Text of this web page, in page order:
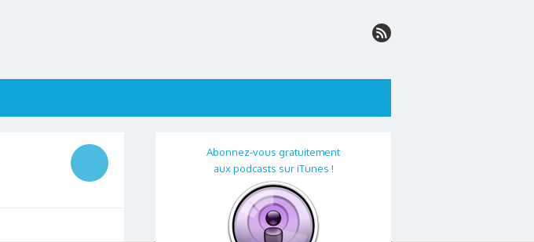
Abonnez-vous gratuitement
aux podcasts sur iTunes !